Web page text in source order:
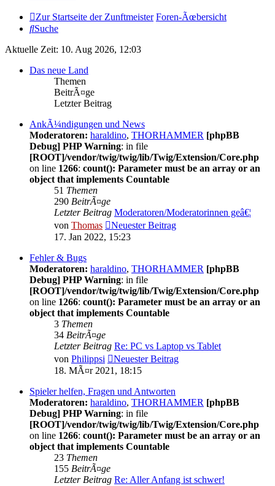
Zur Startseite der Zunftmeister Foren-Ãœbersicht
Suche
Aktuelle Zeit: 10. Aug 2026, 12:03
Das neue Land
Themen
BeitrÃ¤ge
Letzter Beitrag
AnkÃ¼ndigungen und News
Moderatoren: haraldino, THORHAMMER [phpBB
Debug] PHP Warning: in file
[ROOT]/vendor/twig/twig/lib/Twig/Extension/Core.php
on line 1266: count(): Parameter must be an array or an
object that implements Countable
51 Themen
290 BeitrÃ¤ge
Letzter Beitrag Moderatoren/Moderatorinnen geâ€¦
von Thomas
Neuester Beitrag
17. Jan 2022, 15:23
Fehler & Bugs
Moderatoren: haraldino, THORHAMMER [phpBB
Debug] PHP Warning: in file
[ROOT]/vendor/twig/twig/lib/Twig/Extension/Core.php
on line 1266: count(): Parameter must be an array or an
object that implements Countable
3 Themen
34 BeitrÃ¤ge
Letzter Beitrag Re: PC vs Laptop vs Tablet
von Philippsi
Neuester Beitrag
18. MÃ¤r 2021, 18:15
Spieler helfen, Fragen und Antworten
Moderatoren: haraldino, THORHAMMER [phpBB
Debug] PHP Warning: in file
[ROOT]/vendor/twig/twig/lib/Twig/Extension/Core.php
on line 1266: count(): Parameter must be an array or an
object that implements Countable
23 Themen
155 BeitrÃ¤ge
Letzter Beitrag Re: Aller Anfang ist schwer!